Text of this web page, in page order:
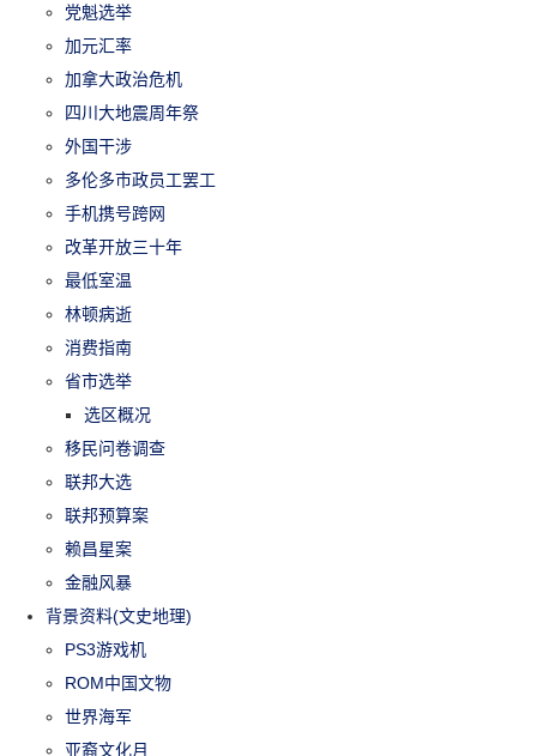
党魁选举
加元汇率
加拿大政治危机
四川大地震周年祭
外国干涉
多伦多市政员工罢工
手机携号跨网
改革开放三十年
最低室温
林顿病逝
消费指南
省市选举
选区概况
移民问卷调查
联邦大选
联邦预算案
赖昌星案
金融风暴
背景资料(文史地理)
PS3游戏机
ROM中国文物
世界海军
亚裔文化月